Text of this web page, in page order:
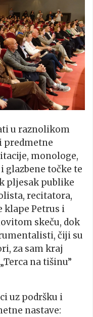
u raznolikom
predmetne
monologe,
glazbene točke te
pljesak publike
recitatora,
klape Petrus i
skeču, dok
čiji su
za sam kraj
na tišinu”
uz podršku i
nastave: